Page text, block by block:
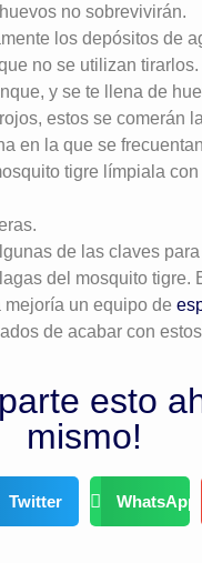
no sobrevivirán.
los depósitos de
no se utilizan tirarlos.
y se te llena de
estos se comerán
en la que se
tigre límpiala con
de las claves
del mosquito tigre.
un equipo de
de acabar con
esto
mismo!
Twitter WhatsApp